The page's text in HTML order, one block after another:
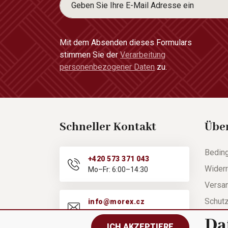
Mit dem Absenden dieses Formulars
stimmen Sie der Verarbeitung
personenbezogener Daten zu.
Schneller Kontakt
+420 573 371 043
Mo–Fr: 6:00–14:30
info@morex.cz
Mo–Fr: 6:00–14:30
Hilfe